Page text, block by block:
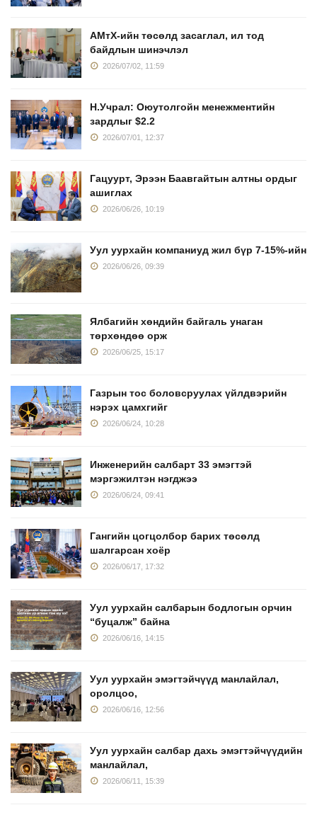
АМтХ-ийн төсөлд засаглал, ил тод
байдлын шинэчлэл
2026/07/02, 11:59
Н.Учрал: Оюутолгойн менежментийн
зардлыг $2.2
2026/07/01, 12:37
Гацуурт, Эрээн Баавгайтын алтны ордыг
ашиглах
2026/06/26, 10:19
Уул уурхайн компаниуд жил бүр 7-15%-ийн
2026/06/26, 09:39
Ялбагийн хөндийн байгаль унаган
төрхөндөө орж
2026/06/25, 15:17
Газрын тос боловсруулах үйлдвэрийн
нэрэх цамхгийг
2026/06/24, 10:28
Инженерийн салбарт 33 эмэгтэй
мэргэжилтэн нэгджээ
2026/06/24, 09:41
Гангийн цогцолбор барих төсөлд
шалгарсан хоёр
2026/06/17, 17:32
Уул уурхайн салбарын бодлогын орчин
“буцалж” байна
2026/06/16, 14:15
Уул уурхайн эмэгтэйчүүд манлайлал,
оролцоо,
2026/06/16, 12:56
Уул уурхайн салбар дахь эмэгтэйчүүдийн
манлайлал,
2026/06/11, 15:39